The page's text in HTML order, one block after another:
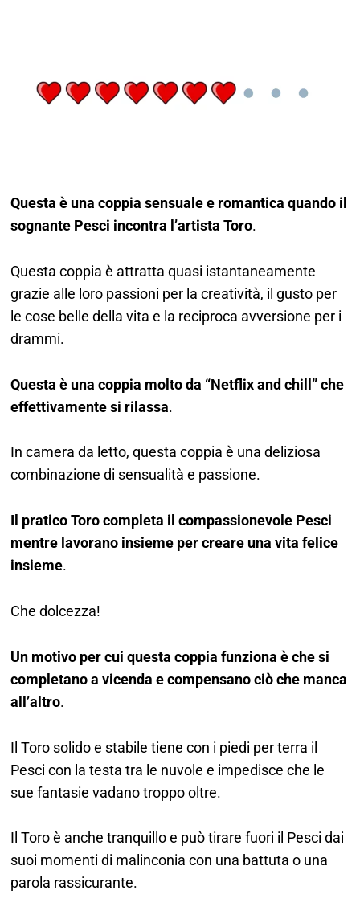
Questa è una coppia sensuale e romantica quando il
sognante Pesci incontra l’artista Toro.
Questa coppia è attratta quasi istantaneamente
grazie alle loro passioni per la creatività, il gusto per
le cose belle della vita e la reciproca avversione per i
drammi.
Questa è una coppia molto da “Netflix and chill” che
effettivamente si rilassa.
In camera da letto, questa coppia è una deliziosa
combinazione di sensualità e passione.
Il pratico Toro completa il compassionevole Pesci
mentre lavorano insieme per creare una vita felice
insieme.
Che dolcezza!
Un motivo per cui questa coppia funziona è che si
completano a vicenda e compensano ciò che manca
all’altro.
Il Toro solido e stabile tiene con i piedi per terra il
Pesci con la testa tra le nuvole e impedisce che le
sue fantasie vadano troppo oltre.
Il Toro è anche tranquillo e può tirare fuori il Pesci dai
suoi momenti di malinconia con una battuta o una
parola rassicurante.